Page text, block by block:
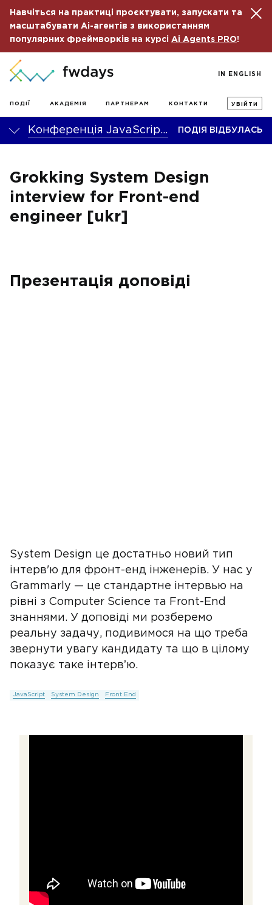
Навчіться на практиці проєктувати, запускати та
масштабувати Ai-агентів з використанням
популярних фреймворків на курсі Ai Agents PRO!
ПОДІЇ АКАДЕМІЯ ПАРТНЕРАМ КОНТАКТИ УВІЙТИ
IN ENGLISH
Конференція JavaScript fwdays’23 ПОДІЯ ВІДБУЛАСЬ
Grokking System Design
interview for Front-end
engineer [ukr]
Презентація доповіді
System Design це достатньо новий тип
інтерв'ю для фронт-енд інженерів. У нас у
Grammarly — це стандартне інтервью на
рівні з Computer Science та Front-End
знаннями. У доповіді ми розберемо
реальну задачу, подивимося на що треба
звернути увагу кандидату та що в цілому
показує таке інтервʼю.
JavaScript System Design Front End